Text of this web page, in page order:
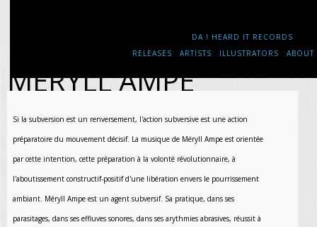
DA ! HEARD IT RECORDS
RELEASES
ARTISTS ILLUSTRATORS ABOUT
MÉRYLL AMPE
Si la subversion est un renversement, l'action subversive est une action
préparatoire du mouvement décisif. La musique de Méryll Ampe est orientée
par cette intention, cette préparation à la volonté révolutionnaire, à
l'aboutissement constructif-positif d'une libération envers le pourrissement
ambiant. Méryll Ampe est un agent subversif. Sa pratique, dans ses
parasitages, dans ses effluves sonores, dans ses arythmies abrasives, réussit à